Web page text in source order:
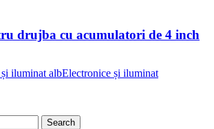
drujba cu acumulatori de 4 inch
Electronice și iluminat
Search